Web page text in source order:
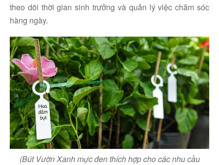
theo dõi thời gian sinh trưởng và quản lý việc chăm sóc
hàng ngày.
(Bút Vườn Xanh mực đen thích hợp cho các nhu cầu